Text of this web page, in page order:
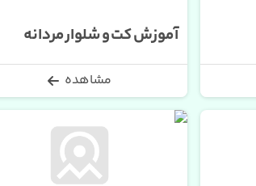
آموزش کت و شلوار مردانه
مشاهده